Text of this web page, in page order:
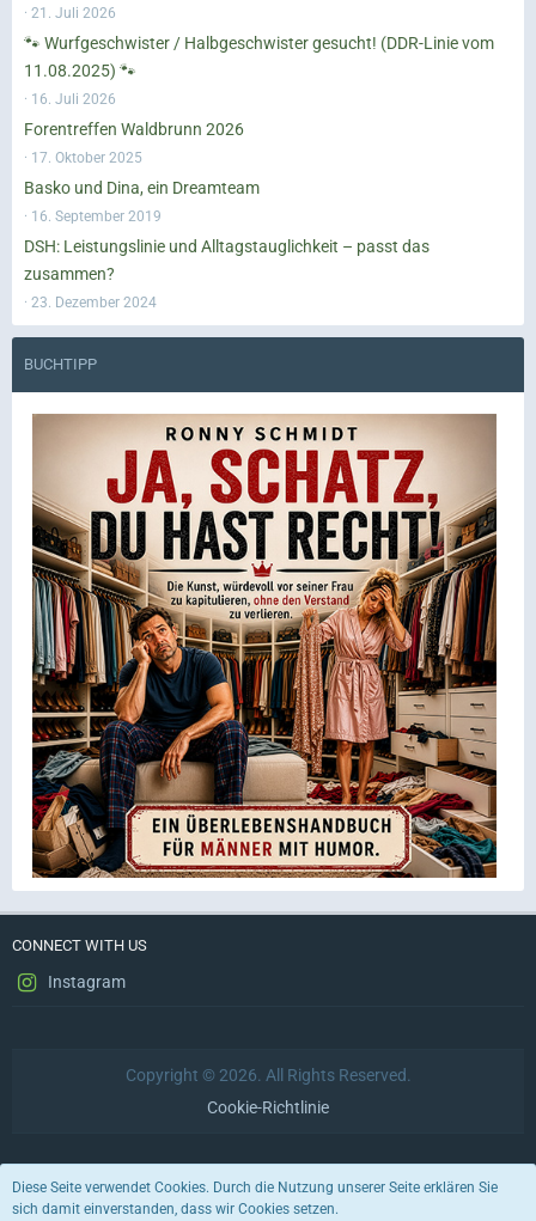
21. Juli 2026
🐾 Wurfgeschwister / Halbgeschwister gesucht! (DDR-Linie vom
11.08.2025) 🐾
16. Juli 2026
Forentreffen Waldbrunn 2026
17. Oktober 2025
Basko und Dina, ein Dreamteam
16. September 2019
DSH: Leistungslinie und Alltagstauglichkeit – passt das
zusammen?
23. Dezember 2024
BUCHTIPP
CONNECT WITH US
Instagram
Copyright © 2026. All Rights Reserved.
Cookie-Richtlinie
Datenschutzerklärung Impressum Nutzungsbedingungen
Diese Seite verwendet Cookies. Durch die Nutzung unserer Seite erklären Sie
sich damit einverstanden, dass wir Cookies setzen.